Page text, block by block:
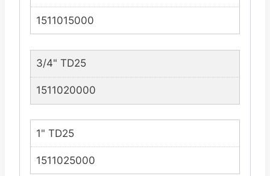
1511015000
3/4" TD25
1511020000
1" TD25
1511025000